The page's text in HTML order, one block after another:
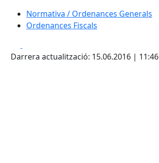
Normativa / Ordenances Generals
Ordenances Fiscals
Darrera actualització: 15.06.2016 | 11:46